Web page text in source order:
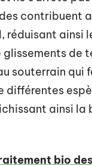
contribuent
réduisant ainsi
glissements de
souterrain qui
différentes
ainsi la
bio